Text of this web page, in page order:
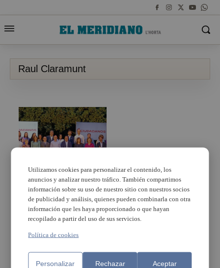
Raul Claramunt
Más de 300 personas
arropan a Claramonte
en la presentación de la
candidatura de CS
Torrent
Utilizamos cookies para personalizar el contenido, los
anuncios y analizar nuestro tráfico. También compartimos
información sobre su uso de nuestro sitio con nuestros socios
de publicidad y análisis, quienes pueden combinarla con otra
información que les haya proporcionado o que hayan
recopilado a partir del uso de sus servicios.
Política de cookies
Personalizar Rechazar Aceptar